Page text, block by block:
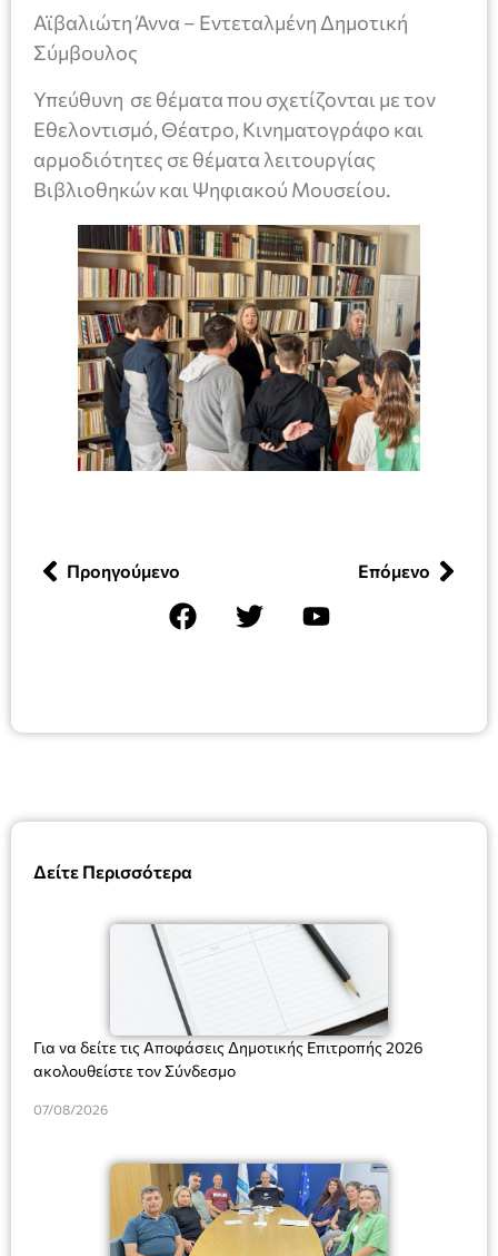
Δείτε Περισσότερα
Για να δείτε τις Αποφάσεις Δημοτικής Επιτροπής 2026
ακολουθείστε τον Σύνδεσμο
07/08/2026
Αϊβαλιώτη Άννα – Εντεταλμένη Δημοτική
Σύμβουλος
Υπεύθυνη σε θέματα που σχετίζονται με τον
Εθελοντισμό, Θέατρο, Κινηματογράφο και
αρμοδιότητες σε θέματα λειτουργίας
Βιβλιοθηκών και Ψηφιακού Μουσείου.
Προηγούμενο Επόμενο